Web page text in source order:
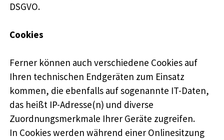
DSGVO.
Cookies
Ferner können auch verschiedene Cookies auf
Ihren technischen Endgeräten zum Einsatz
kommen, die ebenfalls auf sogenannte IT-Daten,
das heißt IP-Adresse(n) und diverse
Zuordnungsmerkmale Ihrer Geräte zugreifen.
In Cookies werden während einer Onlinesitzung